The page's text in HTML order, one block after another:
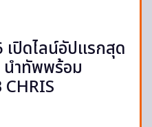
ปิดไลน์อัปแรกสุด
ำทัพพร้อม
CHRIS